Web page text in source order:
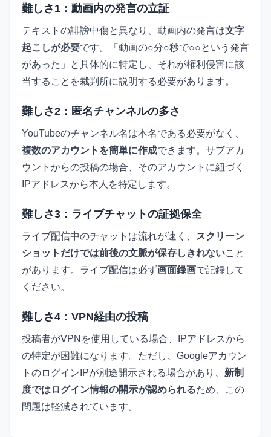
難しさ1：動画内の発言の立証
テキストの誹謗中傷と異なり、動画内の発言は文字
起こしが必要です。「動画の○分○秒で○○という発言
があった」と具体的に特定し、それが権利侵害に該
当することを裁判所に説明する必要があります。
難しさ2：匿名チャンネルの多さ
YouTubeのチャンネル名は本名である必要がなく、
複数のアカウントを簡単に作成できます。サブアカ
ウントからの投稿の場合、そのアカウントに紐づく
IPアドレスから本人を特定します。
難しさ3：ライブチャットの証拠保全
ライブ配信中のチャットは流れが速く、
スクリーン
ショットだけでは前後の文脈が保存しきれないこと
があります。ライブ配信は必ず画面録画で記録して
ください。
難しさ4：VPN経由の投稿
投稿者がVPNを使用している場合、IPアドレスから
の特定が困難になります。ただし、Googleアカウン
トのログインIPが別途開示される場合があり、 新制
度ではログイン情報の開示が認められるため、この
問題は軽減されています。